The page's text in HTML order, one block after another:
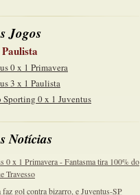
Jogos
0 x 1 Primavera
3 x 1 Paulista
Sporting 0 x 1 Juventus
Notícias
0 x 1 Primavera - Fantasma tira 100% do
Travesso
faz gol contra bizarro, e Juventus-SP